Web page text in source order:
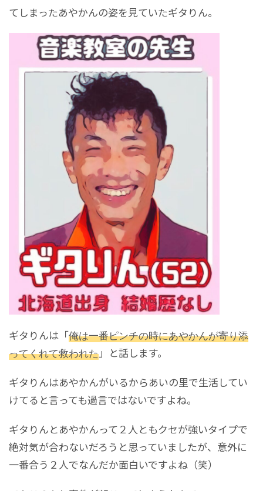
てしまったあやかんの姿を見ていたギタりん。
ギタりんは「俺は一番ピンチの時にあやかんが寄り添
ってくれて救われた」と話します。
ギタりんはあやかんがいるからあいの里で生活してい
けてると言っても過言ではないですよね。
ギタりんとあやかんって２人ともクセが強いタイプで
絶対気が合わないだろうと思っていましたが、意外に
一番合う２人でなんだか面白いですよね（笑）